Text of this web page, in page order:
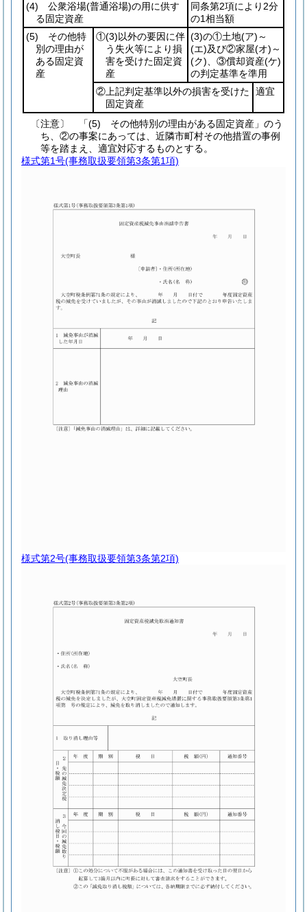
(4) 公衆浴場(普通浴場)の用に供す
る固定資産
同条第2項により2分
の1相当額
(5) その他特
別の理由が
ある固定資
産
①(3)以外の要因に伴
う失火等により損
害を受けた固定資
産
(3)の①土地(ア) ～
(エ)及び②家屋(オ) ～
(ク) 、③償却資産(ケ)
の判定基準を準用
②上記判定基準以外の損害を受けた
固定資産
適宜
〔注意〕 「(5) その他特別の理由がある固定資産」のう
ち、②の事案にあっては、近隣市町村その他措置の事例
等を踏まえ、適宜対応するものとする。
様式第1号(事務取扱要領第3条第1項)
様式第2号(事務取扱要領第3条第2項)